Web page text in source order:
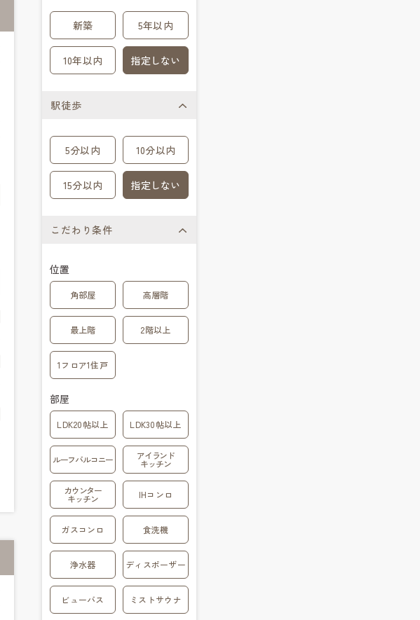
新築 5年以内
10年以内 指定しない
駅徒歩
5分以内 10分以内
15分以内 指定しない
こだわり条件
位置
角部屋 高層階
最上階 2階以上
1フロア1住戸
部屋
LDK20帖以上 LDK30帖以上
ルーフバルコニー アイランド
キッチン
カウンター
キッチン IHコンロ
ガスコンロ 食洗機
浄水器 ディスポーザー
ビューバス ミストサウナ